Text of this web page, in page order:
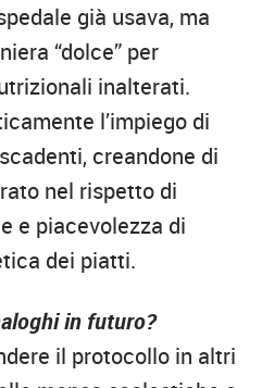
già usava, ma
“dolce” per
inalterati.
l’impiego di
creandone di
nel rispetto di
e piacevolezza di
dei piatti.
in futuro?
il protocollo in altri